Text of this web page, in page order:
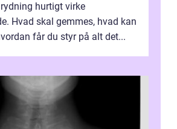
hurtigt virke
Hvad skal gemmes, hvad kan
får du styr på alt det...